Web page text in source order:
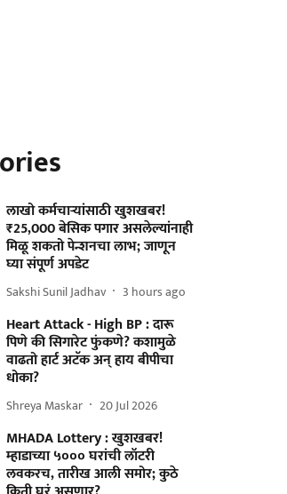
लाखो कर्मचाऱ्यांसाठी खुशखबर!
₹25,000 बेसिक पगार असलेल्यांनाही
मिळू शकतो पेन्शनचा लाभ; जाणून
घ्या संपूर्ण अपडेट
Sakshi Sunil Jadhav 3 hours ago
Heart Attack - High BP : दारू
पिणे की सिगारेट फुंकणे? कशामुळे
वाढतो हार्ट अटॅक अन् हाय बीपीचा
धोका?
Shreya Maskar 20 Jul 2026
MHADA Lottery : खुशखबर!
म्हाडाच्या ५००० घरांची लॉटरी
लवकरच, तारीख आली समोर; कुठे